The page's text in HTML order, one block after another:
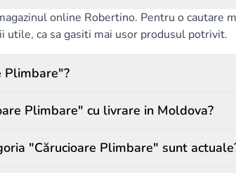
online Robertino. Pentru o cautare
ca sa gasiti mai usor produsul potrivit.
Plimbare"?
Plimbare" cu livrare in Moldova?
"Cărucioare Plimbare" sunt